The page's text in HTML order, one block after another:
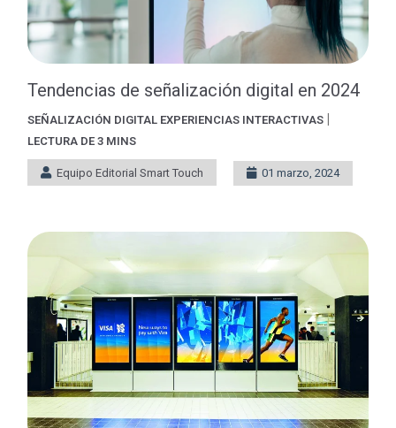
Tendencias de señalización digital en 2024
SEÑALIZACIÓN DIGITAL EXPERIENCIAS INTERACTIVAS |
LECTURA DE 3 MINS
Equipo Editorial Smart Touch 01 marzo, 2024